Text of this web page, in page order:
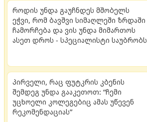
როდის უნდა გაუჩნდეს მშობელს
ეჭვი, რომ ბავშვი სიმაღლეში ზრდაში
ჩამორჩება და ვის უნდა მიმართოს
ასეთ დროს - სპეციალისტი საუბრობს
პირველი, რაც ფუტკრის კბენის
შემდეგ უნდა გააკეთოთ: “ჩემი
უცხოელი კოლეგებიც ამას უწევენ
რეკომენდაციას”